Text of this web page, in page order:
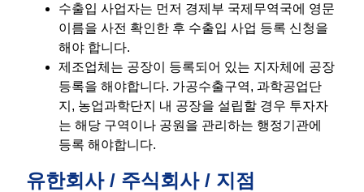
수출입 사업자는 먼저 경제부 국제무역국에 영문
이름을 사전 확인한 후 수출입 사업 등록 신청을
해야 합니다.
제조업체는 공장이 등록되어 있는 지자체에 공장
등록을 해야합니다. 가공수출구역, 과학공업단
지, 농업과학단지 내 공장을 설립할 경우 투자자
는 해당 구역이나 공원을 관리하는 행정기관에
등록 해야합니다.
유한회사 / 주식회사 / 지점